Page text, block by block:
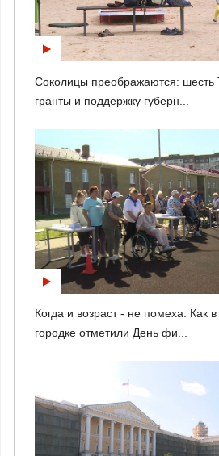
Соколицы преображаются: шесть
гранты и поддержку губерн...
Когда и возраст - не помеха. Как
городке отметили День фи...